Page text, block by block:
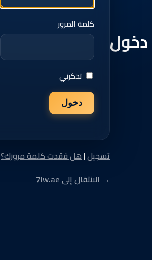
دخول
كلمة المرور
تذكرني
تسجيل|هل فقدت كلمة مرورك؟
→ الانتقال إلى 7lw.ae